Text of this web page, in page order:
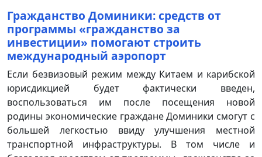
Гражданство Доминики: средств от
программы «гражданство за
инвестиции» помогают строить
международный аэропорт
Если безвизовый режим между Китаем и карибской
юрисдикцией будет фактически введен,
воспользоваться им после посещения новой
родины экономические граждане Доминики смогут с
большей легкостью ввиду улучшения местной
транспортной инфраструктуры. В том числе и